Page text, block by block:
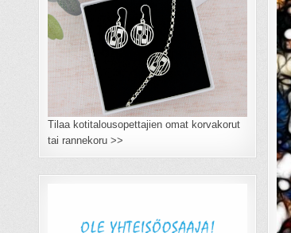
Tilaa kotitalousopettajien omat korvakorut
tai rannekoru >>